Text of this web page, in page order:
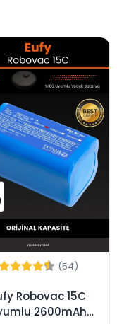
(54)
Robovac 15C
2600mAh